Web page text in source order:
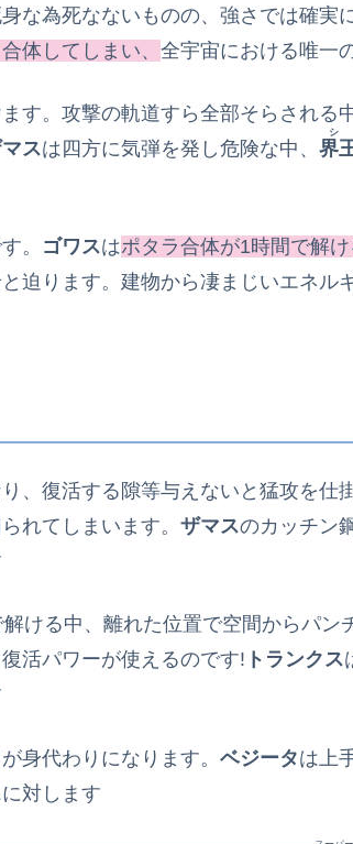
な為死なないものの、強さでは確実
体してしまい、 全宇宙における唯一
す。攻撃の軌道すら全部そらされる
スは四方に気弾を発し危険な中、 界
シ
。 ゴワスはポタラ合体が1時間で解け
迫ります。建物から凄まじいエネル
り、復活する隙等与えないと猛攻を仕
れてしまいます。 ザマスのカッチン
ける中、離れた位置で空間からパン
活パワーが使えるのです! トランクス
が身代わりになります。 ベジータは上
に対します